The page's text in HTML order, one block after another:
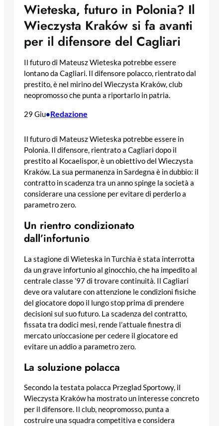
Wieteska, futuro in Polonia? Il
Wieczysta Kraków si fa avanti
per il difensore del Cagliari
Il futuro di Mateusz Wieteska potrebbe essere
lontano da Cagliari. Il difensore polacco, rientrato dal
prestito, è nel mirino del Wieczysta Kraków, club
neopromosso che punta a riportarlo in patria.
29 Giu•Redazione
Il futuro di Mateusz Wieteska potrebbe essere in
Polonia. Il difensore, rientrato a Cagliari dopo il
prestito al Kocaelispor, è un obiettivo del Wieczysta
Kraków. La sua permanenza in Sardegna è in dubbio: il
contratto in scadenza tra un anno spinge la società a
considerare una cessione per evitare di perderlo a
parametro zero.
Un rientro condizionato
dall’infortunio
La stagione di Wieteska in Turchia è stata interrotta
da un grave infortunio al ginocchio, che ha impedito al
centrale classe ’97 di trovare continuità. Il Cagliari
deve ora valutare con attenzione le condizioni fisiche
del giocatore dopo il lungo stop prima di prendere
decisioni sul suo futuro. La scadenza del contratto,
fissata tra dodici mesi, rende l’attuale finestra di
mercato un’occasione per cedere il giocatore ed
evitare un addio a parametro zero.
La soluzione polacca
Secondo la testata polacca Przeglad Sportowy, il
Wieczysta Kraków ha mostrato un interesse concreto
per il difensore. Il club, neopromosso, punta a
costruire una squadra competitiva e considera